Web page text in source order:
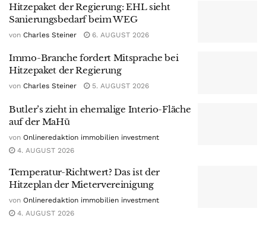
Hitzepaket der Regierung: EHL sieht
Sanierungsbedarf beim WEG
von Charles Steiner 6. AUGUST 2026
Immo-Branche fordert Mitsprache bei
Hitzepaket der Regierung
von Charles Steiner 5. AUGUST 2026
Butler’s zieht in ehemalige Interio-Fläche
auf der MaHü
von Onlineredaktion immobilien investment
4. AUGUST 2026
Temperatur-Richtwert? Das ist der
Hitzeplan der Mietervereinigung
von Onlineredaktion immobilien investment
4. AUGUST 2026